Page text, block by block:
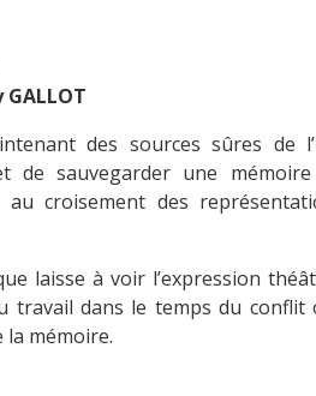
GALLOT
des sources sûres de
de sauvegarder une
croisement des
laisse à voir l’expression
travail dans le temps du
mémoire.